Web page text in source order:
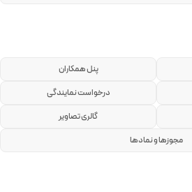
پنل همکاران
درخواست نمایندگی
گالری تصاویر
مجوزها و نمادها